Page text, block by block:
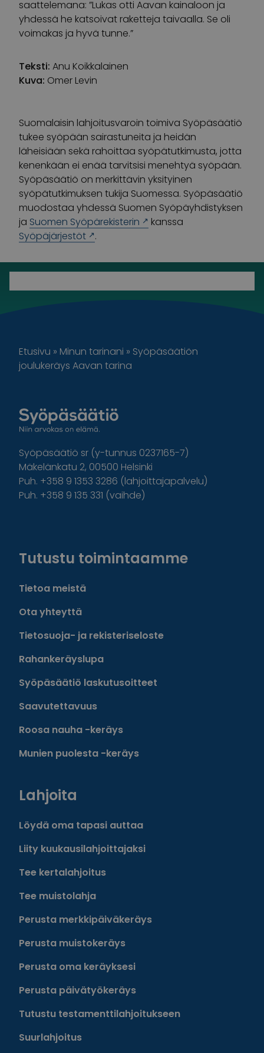
saattelemana: ”Lukas otti Aavan kainaloon ja
yhdessä he katsoivat raketteja taivaalla. Se oli
voimakas ja hyvä tunne.”
Teksti: Anu Koikkalainen
Kuva: Omer Levin
Suomalaisin lahjoitusvaroin toimiva Syöpäsäätiö
tukee syöpään sairastuneita ja heidän
läheisiään sekä rahoittaa syöpätutkimusta, jotta
kenenkään ei enää tarvitsisi menehtyä syöpään.
Syöpäsäätiö on merkittävin yksityinen
syöpätutkimuksen tukija Suomessa. Syöpäsäätiö
muodostaa yhdessä Suomen Syöpäyhdistyksen
ja Suomen Syöpärekisterin
kanssa
Syöpäjärjestöt
.
Etusivu » Minun tarinani » Syöpäsäätiön
joulukeräys Aavan tarina
Syöpäsäätiö sr (y-tunnus 0237165-7)
Mäkelänkatu 2, 00500 Helsinki
Puh. +358 9 1353 3286 (lahjoittajapalvelu)
Puh. +358 9 135 331 (vaihde)
Tutustu toimintaamme
Tietoa meistä
Ota yhteyttä
Tietosuoja- ja rekisteriseloste
Rahankeräyslupa
Syöpäsäätiö laskutusoitteet
Saavutettavuus
Roosa nauha -keräys
Munien puolesta -keräys
Lahjoita
Löydä oma tapasi auttaa
Liity kuukausilahjoittajaksi
Tee kertalahjoitus
Tee muistolahja
Perusta merkkipäiväkeräys
Perusta muistokeräys
Perusta oma keräyksesi
Perusta päivätyökeräys
Tutustu testamenttilahjoitukseen
Suurlahjoitus